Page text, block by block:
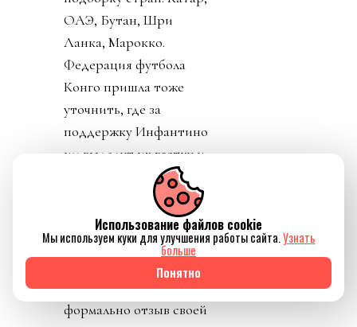
ОАЭ, Бутан, Шри
Ланка, Марокко.
Федерация футбола
Конго пришла тоже
уточнить, где за
поддержку Инфантино
им выдадут их взятку и
поблагодарить лично
товарища Инфантино за
развитие конголезского
футбола. Английская и
Валлийская ассоциации
футбола закрепили
формально отзыв своей
Использование файлов cookie
Мы используем куки для улучшения работы сайта.Узнать
больше
Понятно